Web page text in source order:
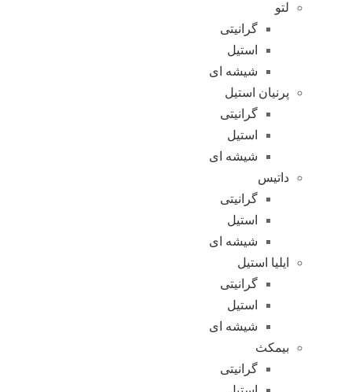
لتو
گرانیتی
استیل
شیشه ای
پرنیان استیل
گرانیتی
استیل
شیشه ای
داتیس
گرانیتی
استیل
شیشه ای
ایلیا استیل
گرانیتی
استیل
شیشه ای
بیمکث
گرانیتی